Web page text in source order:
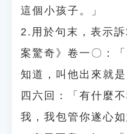
這個小孩子。」
2.用於句末，表示
案驚奇》卷一〇：
知道，叫他出來就
四六回：「有什麼
我，我包管你遂心如